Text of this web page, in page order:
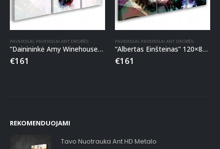
PAVEIKSLAI, PAVEIKSLAI ANT DROBĖS
“Dainininkė Amy Winehouse” 120×80 paveikslas ant drobės
€161
PAVEIKSLAI, PAVEIKSLAI ANT DROBĖS
“Albertas Einšteinas” 120×80 paveikslas ant drobės
€161
REKOMENDUOJAMI
Tavo Nuotrauka Ant HD Metalo